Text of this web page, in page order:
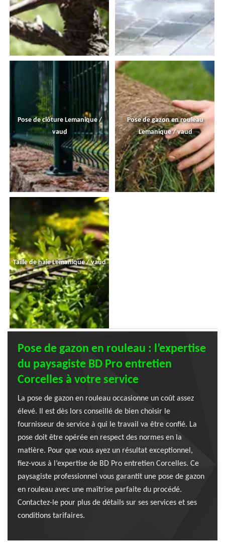
Pose de clôture Lemanique /
vaud
Pose de gazon en rouleau
Lemanique / vaud
Taille de haie Lemanique / vaud
Pose de gazon en rouleau : l’expertise
du paysagiste BD Pro entretien
Corcelles à votre service
La pose de gazon en rouleau occasionne un coût assez
élevé. Il est dès lors conseillé de bien choisir le
fournisseur de service à qui le travail va être confié. La
pose doit être opérée en respect des normes en la
matière. Pour que vous ayez un résultat exceptionnel,
fiez-vous à l’expertise de BD Pro entretien Corcelles. Ce
paysagiste professionnel vous garantit une pose de gazon
en rouleau avec une maîtrise parfaite du procédé.
Contactez-le pour plus de détails sur ses services et ses
conditions tarifaires.